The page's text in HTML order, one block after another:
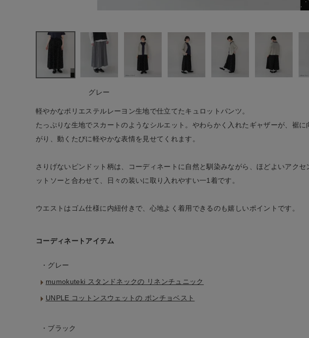
CATEGORY
ナチュラル服
全ての商品
CONTENTS
グレー
軽やかなポリエステルレーヨン生地で仕立てたキュロットパンツ。
たっぷりな生地でスカートのようなシルエット。やわらかく入れたギャザーが、裾に
がり、動くたびに軽やかな表情を見せてくれます。
さりげないピンドット柄は、コーディネートに自然と馴染みながら、ほどよいアクセ
ットソーと合わせて、日々の装いに取り入れやすい一1着です。
ウエストはゴム仕様に内紐付きで、心地よく着用できるのも嬉しいポイントです。
コーディネートアイテム
・グレー
mumokuteki スタンドネックの リネンチュニック
UNPLE コットンスウェットの ポンチョベスト
・ブラック